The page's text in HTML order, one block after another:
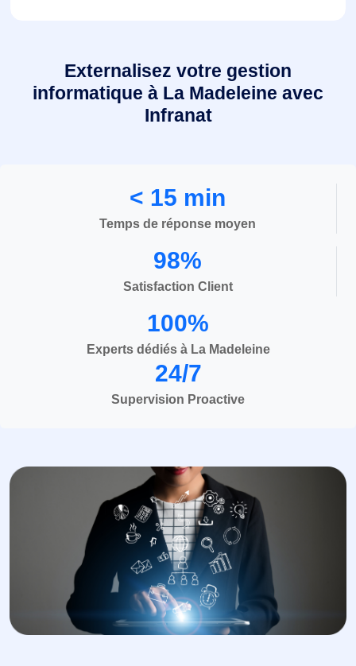
Externalisez votre gestion
informatique à La Madeleine avec
Infranat
< 15 min
Temps de réponse moyen
98%
Satisfaction Client
100%
Experts dédiés à La Madeleine
24/7
Supervision Proactive